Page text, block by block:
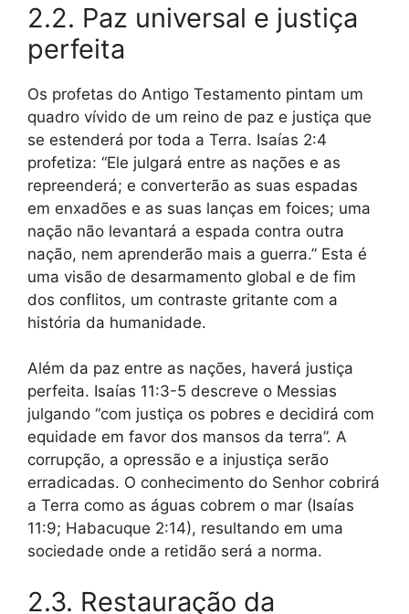
2.2. Paz universal e justiça
perfeita
Os profetas do Antigo Testamento pintam um
quadro vívido de um reino de paz e justiça que
se estenderá por toda a Terra. Isaías 2:4
profetiza: “Ele julgará entre as nações e as
repreenderá; e converterão as suas espadas
em enxadões e as suas lanças em foices; uma
nação não levantará a espada contra outra
nação, nem aprenderão mais a guerra.” Esta é
uma visão de desarmamento global e de fim
dos conflitos, um contraste gritante com a
história da humanidade.
Além da paz entre as nações, haverá justiça
perfeita. Isaías 11:3-5 descreve o Messias
julgando “com justiça os pobres e decidirá com
equidade em favor dos mansos da terra”. A
corrupção, a opressão e a injustiça serão
erradicadas. O conhecimento do Senhor cobrirá
a Terra como as águas cobrem o mar (Isaías
11:9; Habacuque 2:14), resultando em uma
sociedade onde a retidão será a norma.
2.3. Restauração da